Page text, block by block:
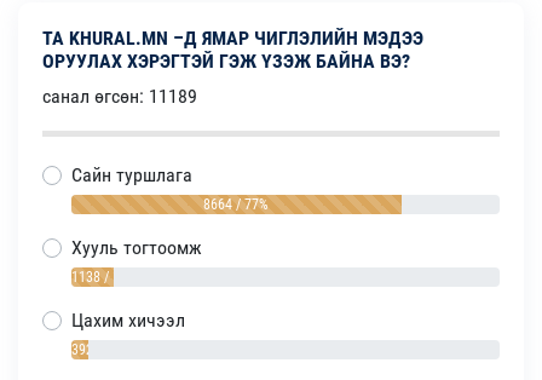
ТА KHURAL.MN –Д ЯМАР ЧИГЛЭЛИЙН МЭДЭЭ
ОРУУЛАХ ХЭРЭГТЭЙ ГЭЖ ҮЗЭЖ БАЙНА ВЭ?
санал өгсөн: 11189
Сайн туршлага
8664 / 77%
Хууль тогтоомж
1138 / 10%
Цахим хичээл
392 / 4%